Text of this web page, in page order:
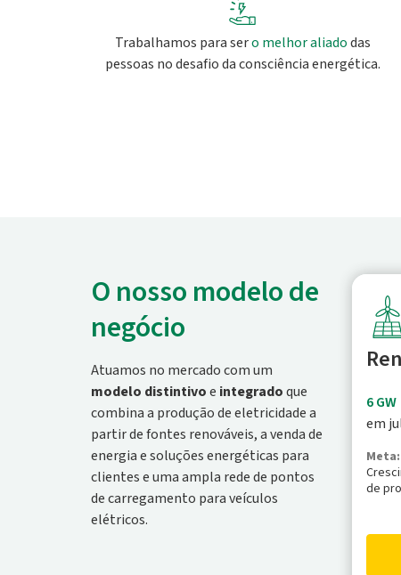
Trabalhamos para sero melhor aliadodas
pessoas no desafio da consciência energética.
O nosso modelo de
negócio
Atuamos no mercado com um
modelo distintivoe integradoque
combina a produção de eletricidade a
partir de fontes renováveis, a venda de
energia e soluções energéticas para
clientes e uma ampla rede de pontos
de carregamento para veículos
elétricos.
6 GW
em
Meta:
de